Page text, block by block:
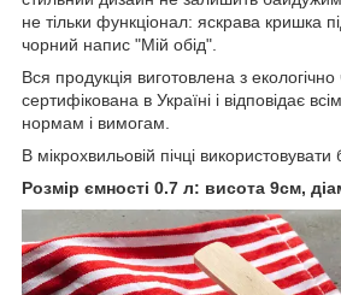
не тільки функціонал: яскрава кришка
чорний напис "Мій обід".
Вся продукція виготовлена з екологічно
сертифікована в Україні і відповідає
нормам і вимогам.
В мікрохвильовій пічці
Розмір ємності 0.7 л: висота 9см,